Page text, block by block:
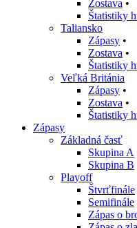
Zostava •
Štatistiky
Taliansko
Zápasy •
Zostava •
Štatistiky
Veľká Británia
Zápasy •
Zostava •
Štatistiky
Zápasy
Základná časť
Skupina A
Skupina B
Playoff
Štvrťfinále
Semifinále
Zápas o